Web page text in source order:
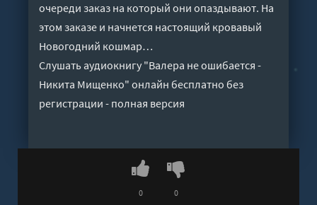
очереди заказ на который они опаздывают. На
этом заказе и начнется настоящий кровавый
Новогодний кошмар…
Слушать аудиокнигу "Валера не ошибается -
Никита Мищенко" онлайн бесплатно без
регистрации - полная версия
0 0